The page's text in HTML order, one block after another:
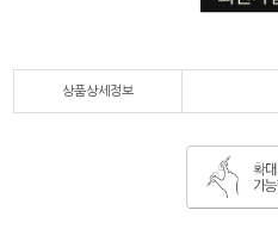
상품상세정보